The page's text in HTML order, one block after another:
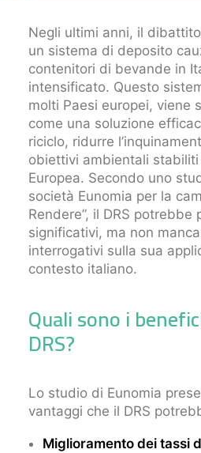
Negli ultimi anni, il
un sistema di deposito
contenitori di bevande in
intensificato. Questo
molti Paesi europei, viene
come una soluzione
riciclo, ridurre
obiettivi ambientali stabiliti
Europea. Secondo uno
società Eunomia per la
Rendere”, il DRS
significativi, ma non
interrogativi sulla sua
contesto italiano.
Quali sono i
DRS?
Lo studio di Eunomia
vantaggi che il DRS
Miglioramento dei tassi